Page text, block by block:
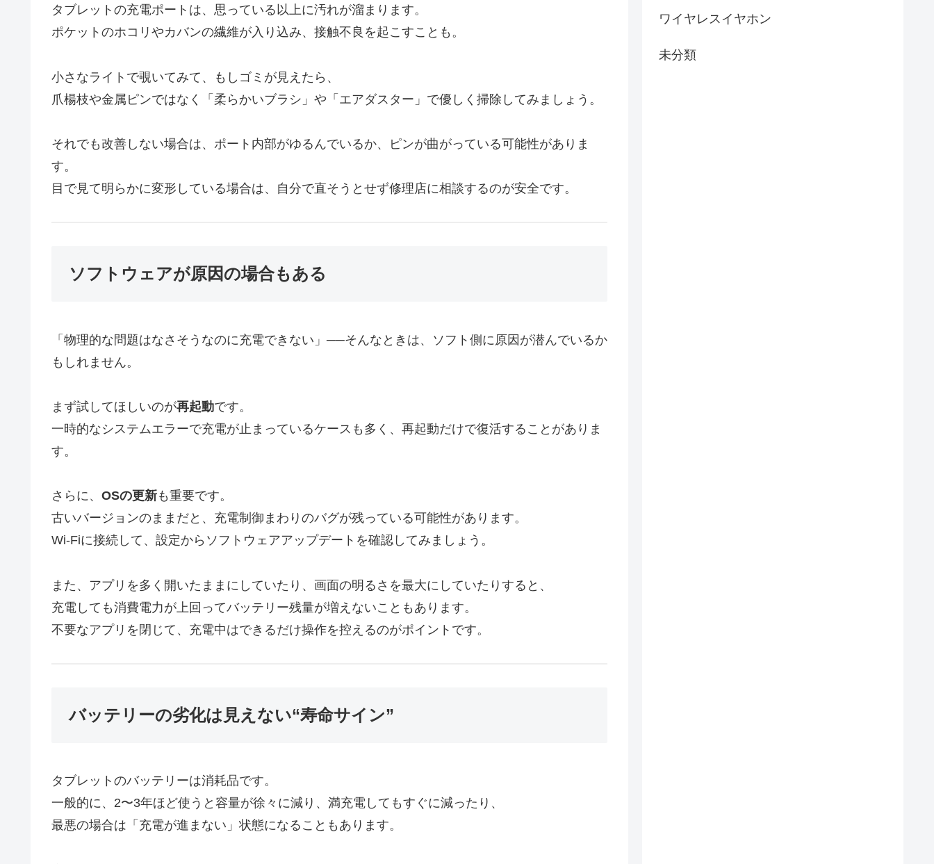
タブレットの充電ポートは、思っている以上に汚れが溜まります。
ポケットのホコリやカバンの繊維が入り込み、接触不良を起こすことも。
小さなライトで覗いてみて、もしゴミが見えたら、
爪楊枝や金属ピンではなく「柔らかいブラシ」や「エアダスター」で優しく掃除してみましょう。
それでも改善しない場合は、ポート内部がゆるんでいるか、ピンが曲がっている可能性がありま
す。
目で見て明らかに変形している場合は、自分で直そうとせず修理店に相談するのが安全です。
ソフトウェアが原因の場合もある
「物理的な問題はなさそうなのに充電できない」──そんなときは、ソフト側に原因が潜んでいるか
もしれません。
まず試してほしいのが再起動です。
一時的なシステムエラーで充電が止まっているケースも多く、再起動だけで復活することがありま
す。
さらに、 OSの更新も重要です。
古いバージョンのままだと、充電制御まわりのバグが残っている可能性があります。
Wi-Fiに接続して、設定からソフトウェアアップデートを確認してみましょう。
また、アプリを多く開いたままにしていたり、画面の明るさを最大にしていたりすると、
充電しても消費電力が上回ってバッテリー残量が増えないこともあります。
不要なアプリを閉じて、充電中はできるだけ操作を控えるのがポイントです。
バッテリーの劣化は見えない“寿命サイン”
タブレットのバッテリーは消耗品です。
一般的に、2〜3年ほど使うと容量が徐々に減り、満充電してもすぐに減ったり、
最悪の場合は「充電が進まない」状態になることもあります。
ワイヤレスイヤホン
未分類